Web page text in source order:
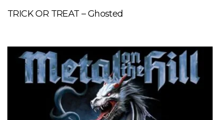
TRICK OR TREAT – Ghosted